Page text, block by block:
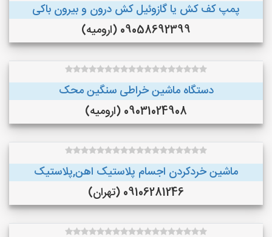
پمپ کف کش یا گازوئیل کش درون و بیرون باکی
09058692399 (ارومیه)
دستگاه ماشین خراطی سنگین محک
09031024908 (ارومیه)
ماشین خردکردن اجسام پلاستیک اهن,پلاستیک
09106281246 (تهران)